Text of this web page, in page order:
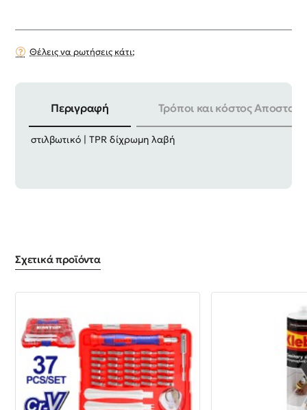
Θέλεις να ρωτήσεις κάτι;
Περιγραφή Τρόποι και κόστος
| Μέγεθος : 48" | Λεπίδα Cr-V | Μαύρο φινίρισμα και
στιλβωτικό | TPR δίχρωμη λαβή
Σχετικά προϊόντα